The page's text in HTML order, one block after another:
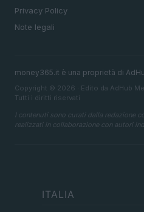
Privacy Policy
Note legali
money365.it è una proprietà di
Copyright © 2026 · Edito da AdHub
Tutti i diritti riservati
I contenuti sono curati dalla redazione
realizzati in collaborazione con autori
ITALIA